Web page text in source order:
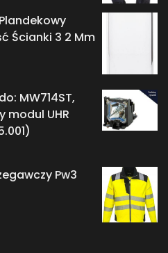
Ścianki 3 2 Mm
MW714ST,
modul UHR
Pw3